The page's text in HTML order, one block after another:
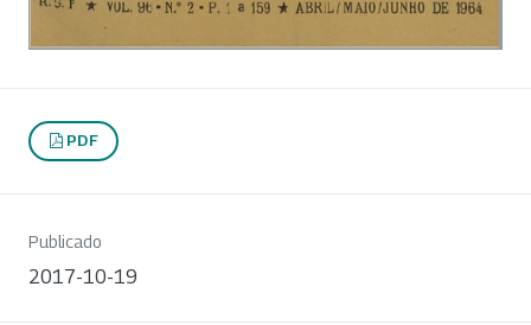
PDF
Publicado
2017-10-19